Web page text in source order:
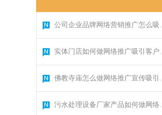
公司企业品牌网络营销推广怎么吸...
实体门店如何做网络推广吸引客户...
佛教寺庙怎么做网络推广宣传吸引...
污水处理设备厂家产品如何做网络...